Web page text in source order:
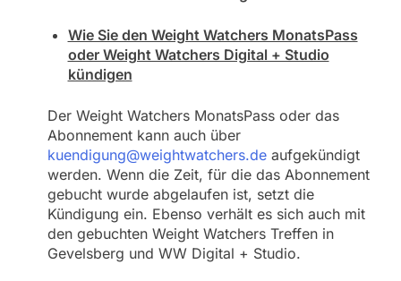
Wie Sie den Weight Watchers MonatsPass
oder Weight Watchers Digital + Studio
kündigen
Der Weight Watchers MonatsPass oder das
Abonnement kann auch über
kuendigung@weightwatchers.deaufgekündigt
werden. Wenn die Zeit, für die das Abonnement
gebucht wurde abgelaufen ist, setzt die
Kündigung ein. Ebenso verhält es sich auch mit
den gebuchten Weight Watchers Treffen in
Gevelsberg und WW Digital + Studio.